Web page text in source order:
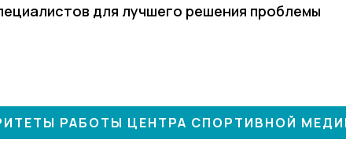
для лучшего решения проблемы
РАБОТЫ ЦЕНТРА СПОРТИВНОЙ